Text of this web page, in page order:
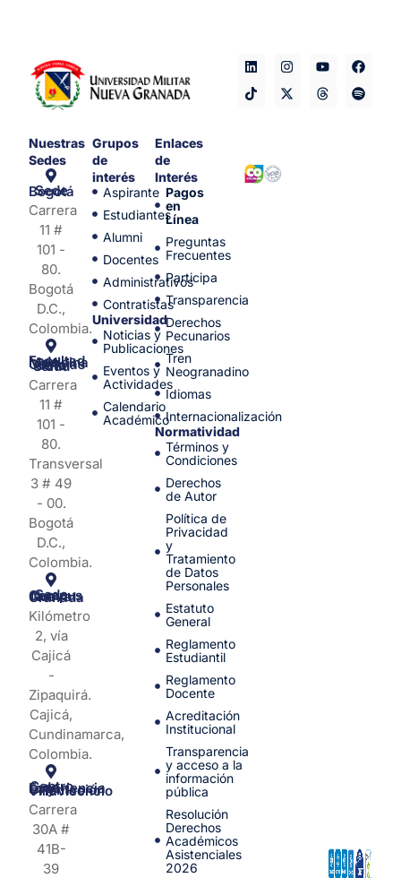
Nuestras
Sedes
Sede Bogotá
Carrera
11 #
101 -
80.
Bogotá
D.C.,
Colombia.
Facultad de Medicina y Ciencias de la Salud
Carrera
11 #
101 -
80.
Transversal
3 # 49
- 00.
Bogotá
D.C.,
Colombia.
Sede Campus Nueva Granada
Kilómetro
2, vía
Cajicá
-
Zipaquirá.
Cajicá,
Cundinamarca,
Colombia.
Centro de Experiencia y Orientación Villavicencio
Carrera
30A #
41B-
39
Grupos
de
interés
Aspirante
Estudiantes
Alumni
Docentes
Administrativos
Contratistas
Universidad
Noticias y
Publicaciones
Eventos y
Actividades
Calendario
Académico
Enlaces
de
Interés
Pagos
en
Línea
Preguntas
Frecuentes
Participa
Transparencia
Derechos
Pecunarios
Tren
Neogranadino
Idiomas
Internacionalización
Normatividad
Términos y
Condiciones
Derechos
de Autor
Política de
Privacidad
y
Tratamiento
de Datos
Personales
Estatuto
General
Reglamento
Estudiantil
Reglamento
Docente
Acreditación
Institucional
Transparencia
y acceso a la
información
pública
Resolución
Derechos
Académicos
Asistenciales
2026